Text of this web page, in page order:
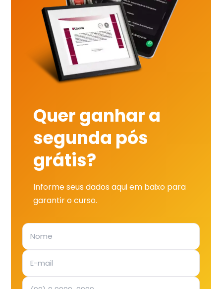
Quer ganhar a
segunda pós
grátis?
Informe seus dados aqui em baixo para
garantir o curso.